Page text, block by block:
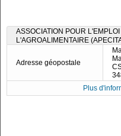
ASSOCIATION POUR
L'AGROALIMENTAIRE
Adresse géopostale
Plus